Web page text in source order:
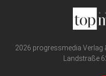
2026 progressmedia Verlag
Landstraße